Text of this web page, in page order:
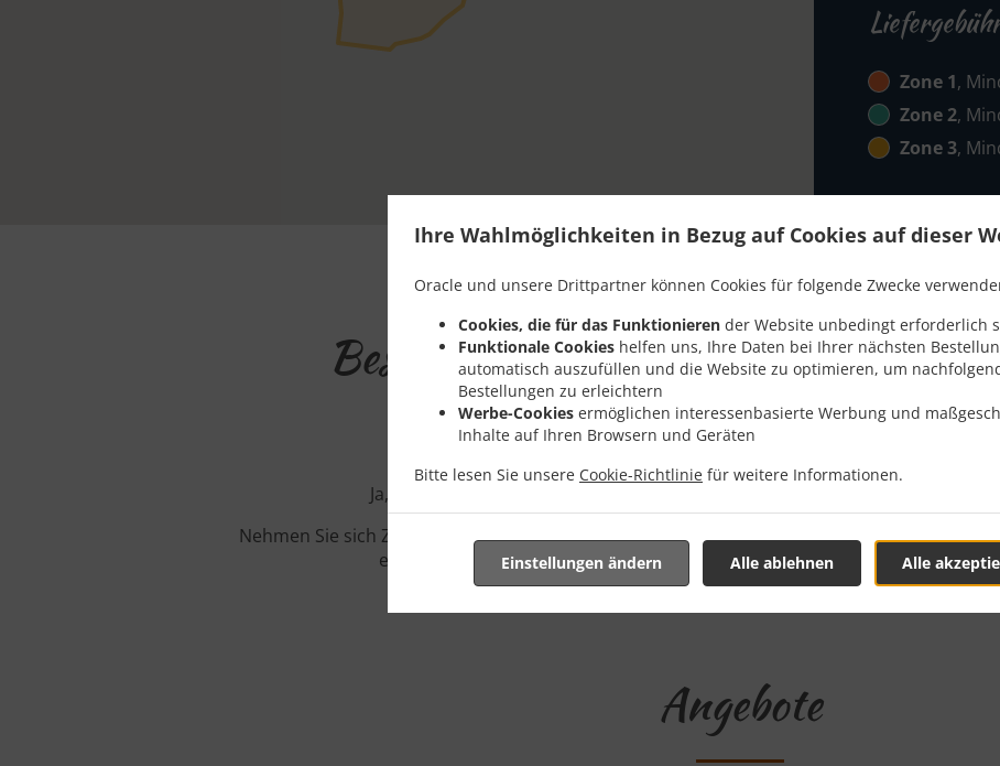
Ihre Wahlmöglichkeiten in Bezug auf Cookies auf dieser
Oracle und unsere Drittpartner können Cookies für folgende Zwecke
Cookies, die für das Funktionieren der Website unbedingt erforderlich
Funktionale Cookies helfen uns, Ihre Daten bei Ihrer nächsten
automatisch auszufüllen und die Website zu optimieren, um
Bestellungen zu erleichtern
Werbe-Cookies ermöglichen interessenbasierte Werbung und
Inhalte auf Ihren Browsern und Geräten
Bitte lesen Sie unsere Cookie-Richtlinie für weitere Informationen.
Alle
Alle ablehnen
Einstellungen ändern
Zone 1,
Zone 2,
Zone 3,
Bestellung Mit Lieferung In Bottrop
Ja, wir sind in der Nähe von Bottrop Vonderort und freuen uns auf Ihre
Nehmen Sie sich Zeit unser interaktives Online-Menü anzusehen und bestellen Sie wenn
etwa eine Minute Ihre Bestellung mit einer individuellen Zeitabschätzung
Angebote